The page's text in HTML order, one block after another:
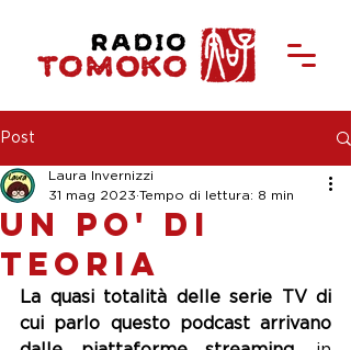
Post
Un po' di
teoria
Laura Invernizzi
31 mag 2023 Tempo di lettura: 8 min
La quasi totalità delle serie TV di
cui parlo questo podcast arrivano